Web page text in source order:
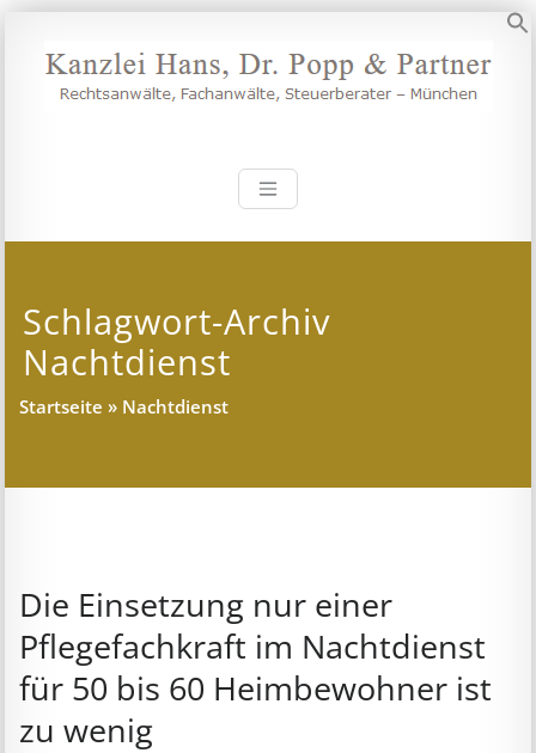
Inhalt
springen
Kanzlei Hans,
Schlagwort-Archiv
Nachtdienst
Startseite » Nachtdienst
Die Einsetzung nur einer
Pflegefachkraft im Nachtdienst
für 50 bis 60 Heimbewohner ist
zu wenig